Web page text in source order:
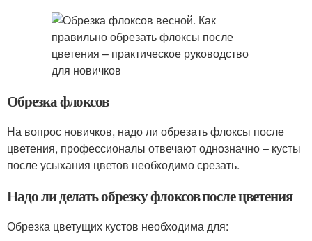
Обрезка флоксов
На вопрос новичков, надо ли обрезать флоксы после
цветения, профессионалы отвечают однозначно – кусты
после усыхания цветов необходимо срезать.
Надо ли делать обрезку флоксов после цветения
Обрезка цветущих кустов необходима для: